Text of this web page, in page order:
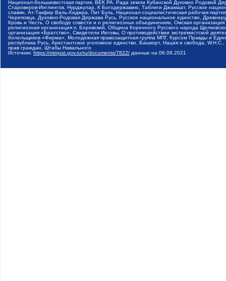
Национал-большевистская партия, ВЕК РА, Рада земли Кубанской Духовно Родовой
Староверов-Инглингов, Нурджулар, К Богодержавию, Таблиги Джамаат, Русское
славян, Ат-Такфир Валь-Хиджра, Пит Буль, Национал-социалистическая рабочая
Череповца, Духовно-Родовая Держава Русь, Русское национальное единство,
Кровь и Честь, О свободе совести и о религиозных объединениях, Омская
религиозная организация п. Боровский, Община Коренного Русского народа
организация «Братство», Свидетели Иеговы, О противодействии экстремистской
болельщиков «Фирма», Молодежная правозащитная группа МПГ, Курсом Правды и
республика Русь, Арестантское уголовное единство, Башкорт, Нация и свобода,
прав граждан, Штабы Навального
Источник: https://minjust.gov.ru/ru/documents/7822/ данные на 06.08.2021